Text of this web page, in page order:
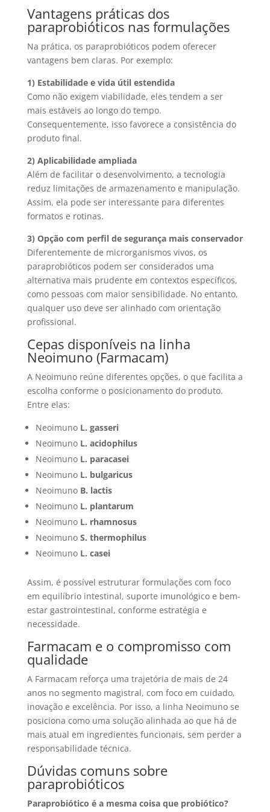
Vantagens práticas dos
paraprobióticos nas formulações
Na prática, os paraprobióticos podem oferecer
vantagens bem claras. Por exemplo:
1) Estabilidade e vida útil estendida
Como não exigem viabilidade, eles tendem a ser
mais estáveis ao longo do tempo.
Consequentemente, isso favorece a consistência do
produto final.
2) Aplicabilidade ampliada
Além de facilitar o desenvolvimento, a tecnologia
reduz limitações de armazenamento e manipulação.
Assim, ela pode ser interessante para diferentes
formatos e rotinas.
3) Opção com perfil de segurança mais conservador
Diferentemente de microrganismos vivos, os
paraprobióticos podem ser considerados uma
alternativa mais prudente em contextos específicos,
como pessoas com maior sensibilidade. No entanto,
qualquer uso deve ser alinhado com orientação
profissional.
Cepas disponíveis na linha
Neoimuno (Farmacam)
A Neoimuno reúne diferentes opções, o que facilita a
escolha conforme o posicionamento do produto.
Entre elas:
Neoimuno L. gasseri
Neoimuno L. acidophilus
Neoimuno L. paracasei
Neoimuno L. bulgaricus
Neoimuno B. lactis
Neoimuno L. plantarum
Neoimuno L. rhamnosus
Neoimuno S. thermophilus
Neoimuno L. casei
Assim, é possível estruturar formulações com foco
em equilíbrio intestinal, suporte imunológico e bem-
estar gastrointestinal, conforme estratégia e
necessidade.
Farmacam e o compromisso com
qualidade
A Farmacam reforça uma trajetória de mais de 24
anos no segmento magistral, com foco em cuidado,
inovação e excelência. Por isso, a linha Neoimuno se
posiciona como uma solução alinhada ao que há de
mais atual em ingredientes funcionais, sem perder a
responsabilidade técnica.
Dúvidas comuns sobre
paraprobióticos
Paraprobiótico é a mesma coisa que probiótico?